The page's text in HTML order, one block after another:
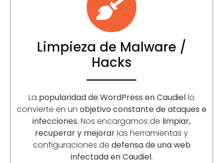
Limpieza de Malware /
Hacks
La popularidad de WordPress en Caudiello
convierte en un objetivo constante de ataques e
infecciones. Nos encargamos de limpiar,
recuperar y mejorarlas herramientas y
configuraciones de defensa de una web
infectada en Caudiel.